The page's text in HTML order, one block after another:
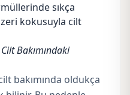
sıkça
kokusuyla cilt
Bakımındaki
bakımında oldukça